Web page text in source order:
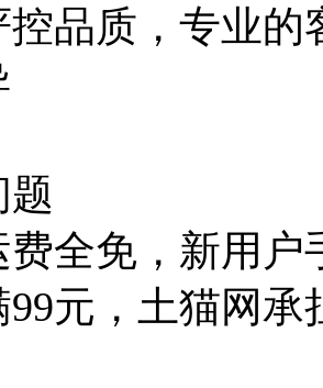
控品质，专业
题
费全免，新用户
元，土猫网承